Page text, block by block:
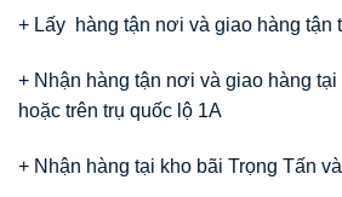
+ Lấy hàng tận nơi và giao hàng tận
+ Nhận hàng tận nơi và giao hàng tại
hoặc trên trụ quốc lộ 1A
+ Nhận hàng tại kho bãi Trọng Tấn